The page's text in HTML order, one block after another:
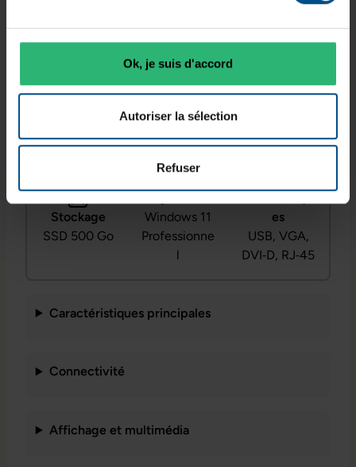
Ok, je suis d'accord
Autoriser la sélection
Refuser
Typologie
Processeur
Intel Core
i7‑8700
RAM
Stockage
SSD 500 Go
Windows 11
Professionne
l
es
USB, VGA,
DVI‑D, RJ‑45
Caractéristiques principales
Connectivité
Affichage et multimédia